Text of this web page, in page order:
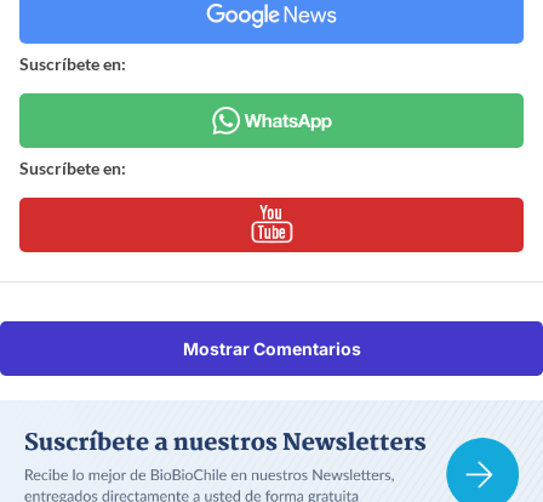
Suscríbete en:
Suscríbete en:
Mostrar Comentarios